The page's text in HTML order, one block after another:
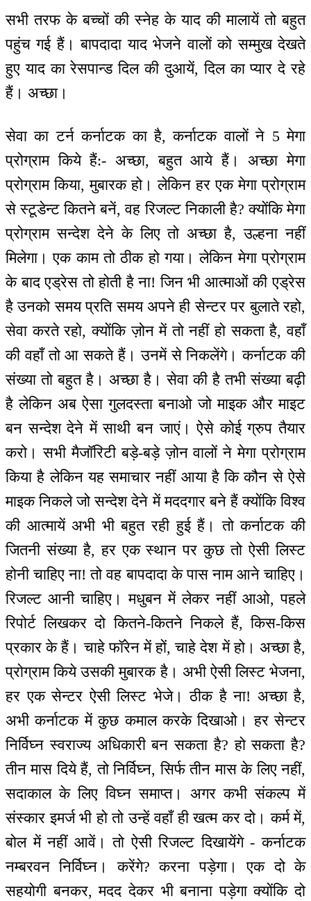
सभी तरफ के बच्चों की स्नेह के याद की मालायें तो बहुत
पहुंच गई हैं। बापदादा याद भेजने वालों को सम्मुख देखते
हुए याद का रेसपान्ड दिल की दुआयें, दिल का प्यार दे रहे
हैं। अच्छा।
सेवा का टर्न कर्नाटक का है, कर्नाटक वालों ने 5 मेगा
प्रोग्राम किये हैं:- अच्छा, बहुत आये हैं। अच्छा मेगा
प्रोग्राम किया, मुबारक हो। लेकिन हर एक मेगा प्रोग्राम
से स्टूडेन्ट कितने बनें, वह रिजल्ट निकाली है? क्योंकि मेगा
प्रोग्राम सन्देश देने के लिए तो अच्छा है, उल्हना नहीं
मिलेगा। एक काम तो ठीक हो गया। लेकिन मेगा प्रोग्राम
के बाद एड्रेस तो होती है ना! जिन भी आत्माओं की एड्रेस
है उनको समय प्रति समय अपने ही सेन्टर पर बुलाते रहो,
सेवा करते रहो, क्योंकि ज़ोन में तो नहीं हो सकता है, वहाँ
की वहाँ तो आ सकते हैं। उनमें से निकलेंगे। कर्नाटक की
संख्या तो बहुत है। अच्छा है। सेवा की है तभी संख्या बढ़ी
है लेकिन अब ऐसा गुलदस्ता बनाओ जो माइक और माइट
बन सन्देश देने में साथी बन जाएं। ऐसे कोई ग्रुप तैयार
करो। सभी मैजॉरिटी बड़े-बड़े ज़ोन वालों ने मेगा प्रोग्राम
किया है लेकिन यह समाचार नहीं आया है कि कौन से ऐसे
माइक निकले जो सन्देश देने में मददगार बने हैं क्योंकि विश्व
की आत्मायें अभी भी बहुत रही हुई हैं। तो कर्नाटक की
जितनी संख्या है, हर एक स्थान पर कुछ तो ऐसी लिस्ट
होनी चाहिए ना! तो वह बापदादा के पास नाम आने चाहिए।
रिजल्ट आनी चाहिए। मधुबन में लेकर नहीं आओ, पहले
रिपोर्ट लिखकर दो कितने-कितने निकले हैं, किस-किस
प्रकार के हैं। चाहे फॉरेन में हों, चाहे देश में हो। अच्छा है,
प्रोग्राम किये उसकी मुबारक है। अभी ऐसी लिस्ट भेजना,
हर एक सेन्टर ऐसी लिस्ट भेजे। ठीक है ना! अच्छा है,
अभी कर्नाटक में कुछ कमाल करके दिखाओ। हर सेन्टर
निर्विघ्न स्वराज्य अधिकारी बन सकता है? हो सकता है?
तीन मास दिये हैं, तो निर्विघ्न, सिर्फ तीन मास के लिए नहीं,
सदाकाल के लिए विघ्न समाप्त। अगर कभी संकल्प में
संस्कार इमर्ज भी हो तो उन्हें वहाँ ही खत्म कर दो। कर्म में,
बोल में नहीं आवें। तो ऐसी रिजल्ट दिखायेंगे - कर्नाटक
नम्बरवन निर्विघ्न। करेंगे? करना पड़ेगा। एक दो के
सहयोगी बनकर, मदद देकर भी बनाना पड़ेगा क्योंकि दो